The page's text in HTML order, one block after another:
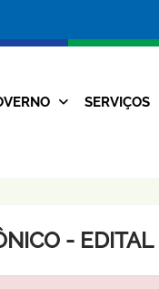
Navegação
SERVIÇOS
-